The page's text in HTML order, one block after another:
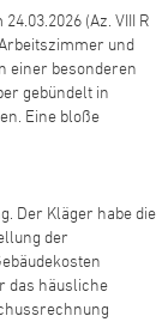
(Az. VIII R
und
einer besonderen
gebündelt in
Eine bloße
Der Kläger habe die
der
das häusliche